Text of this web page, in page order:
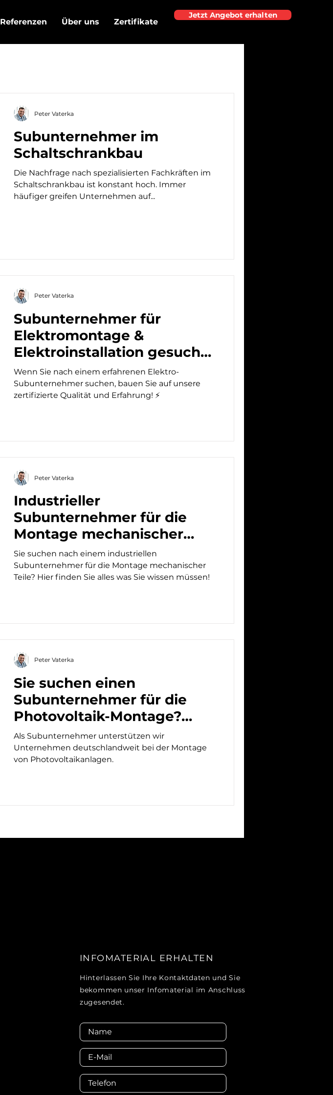
Referenzen Über uns Zertifikate
Jetzt Angebot erhalten
Subunternehmer im
Schaltschrankbau
Die Nachfrage nach spezialisierten Fachkräften im
Schaltschrankbau ist konstant hoch. Immer
häufiger greifen Unternehmen auf...
Peter Vaterka
Subunternehmer für
Elektromontage &
Elektroinstallation gesucht?
Watterka ist die Lösung!
Wenn Sie nach einem erfahrenen Elektro-
Subunternehmer suchen, bauen Sie auf unsere
zertifizierte Qualität und Erfahrung! ⚡
Peter Vaterka
Industrieller
Subunternehmer für die
Montage mechanischer
Teile gesucht? Wir haben
die Lösung!
Sie suchen nach einem industriellen
Subunternehmer für die Montage mechanischer
Teile? Hier finden Sie alles was Sie wissen müssen!
Peter Vaterka
Sie suchen einen
Subunternehmer für die
Photovoltaik-Montage?
Watterka ist die Lösung!
Als Subunternehmer unterstützen wir
Unternehmen deutschlandweit bei der Montage
von Photovoltaikanlagen.
Peter Vaterka
INFOMATERIAL ERHALTEN
Hinterlassen Sie Ihre Kontaktdaten und Sie
bekommen unser Infomaterial im Anschluss
zugesendet.